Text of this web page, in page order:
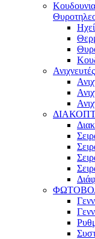
Ανιχνευτές